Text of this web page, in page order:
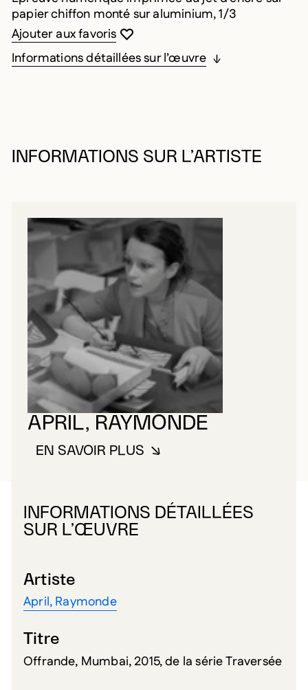
papier chiffon monté sur aluminium, 1/3
Vous devez être connecté pour ajouter
Fermer la modale
Ouvrir la modale
Ajouter aux favoris
Informations détaillées sur l’œuvre
INFORMATIONS SUR L’ARTISTE
APRIL, RAYMONDE
EN SAVOIR PLUSÀ PROPOS DE APRIL,
INFORMATIONS DÉTAILLÉES
SUR L’ŒUVRE
Artiste
April, Raymonde
Titre
Offrande, Mumbai, 2015, de la série Traversée